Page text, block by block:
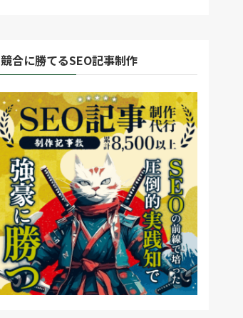
競合に勝てるSEO記事制作